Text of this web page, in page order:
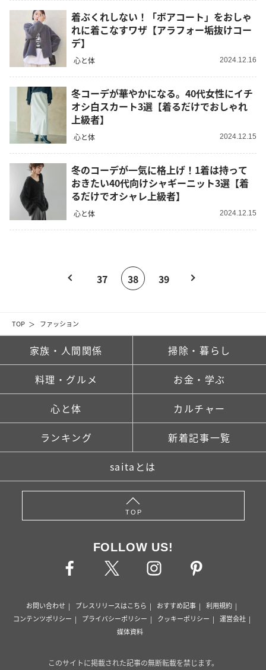
TOP ファッション
着ぶくれしない！「ボアコート」をおしゃ
れに着こなすワザ【アラフォー垢抜けコー
デ】
心と体 2024.12.16
冬コーデが華やかになる。40代女性にイチ
オシ白スカート3選【着るだけでおしゃれ
上級者】
心と体 2024.12.15
冬のコーデが一気に格上げ！1着は持って
おきたい40代向けシャギーニット3選【着
るだけでオシャレ上級者】
心と体 2024.12.15
37 38 39
家族・人間関係 掃除・暮らし
料理・グルメ お金・学ぶ
心と体 カルチャー
ランキング 新着記事一覧
saitaとは
TOP
FOLLOW US!
お問い合わせ プレスリリースはこちら おすすめ記事
利用規約
コンテンツポリシー
プライバシーポリシー クッキーポリシー
運営会社
媒体資料
このサイトに掲載された記事の無断転載を禁じます。